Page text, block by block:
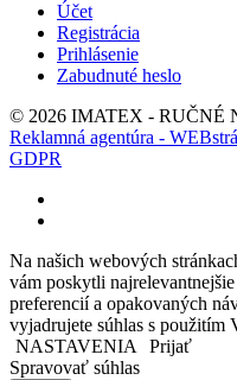
Účet
Registrácia
Prihlásenie
Zabudnuté heslo
© 2026 IMATEX - RUČNÉ
Reklamná agentúra -
GDPR
Na našich webových
vám poskytli
preferencií a opakovaných
vyjadrujete súhlas s
NASTAVENIA Prijať
Spravovať súhlas